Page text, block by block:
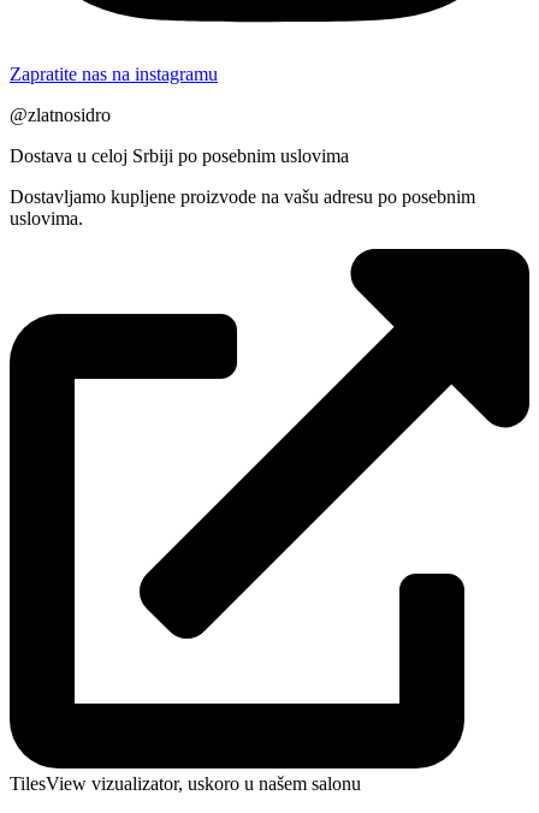
Zapratite nas na instagramu
@zlatnosidro
Dostava u celoj Srbiji po posebnim uslovima
Dostavljamo kupljene proizvode na vašu adresu po posebnim
uslovima.
TilesView vizualizator, uskoro u našem salonu